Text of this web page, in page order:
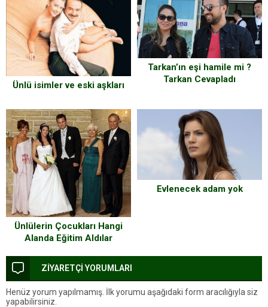
Ünlü isimler ve eski aşkları
Tarkan’ın eşi hamile mi ?
Tarkan Cevapladı
Ünlülerin Çocukları Hangi
Alanda Eğitim Aldılar
Evlenecek adam yok
ZİYARETÇİ YORUMLARI
Henüz yorum yapılmamış. İlk yorumu aşağıdaki form aracılığıyla siz
yapabilirsiniz.